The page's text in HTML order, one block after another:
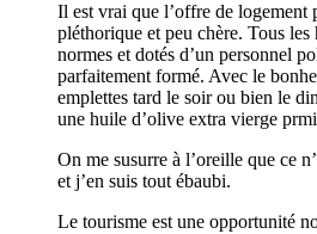
Il est vrai que l’offre de logement
pléthorique et peu chère. Tous
normes et dotés d’un personnel
parfaitement formé. Avec le
emplettes tard le soir ou bien le
une huile d’olive extra vierge
On me susurre à l’oreille que ce
et j’en suis tout ébaubi.
Le tourisme est une opportunité